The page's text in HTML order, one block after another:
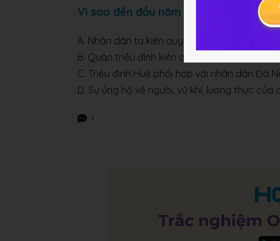
Vì sao đến đầu năm 1859, thực dân
A. Nhân dân ta kiên quyết đánh Pháp, thực
B. Quân triều đình kiên quyết đánh giặc.
C. Triều đình Huế phối hợp với nhân dân Đà
D. Sự ủng hộ về người, vũ khí, lương thực
1